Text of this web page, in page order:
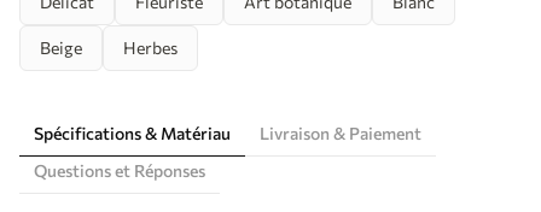
Beige Herbes
Spécifications & Matériau
Livraison & Paiement
Questions et Réponses